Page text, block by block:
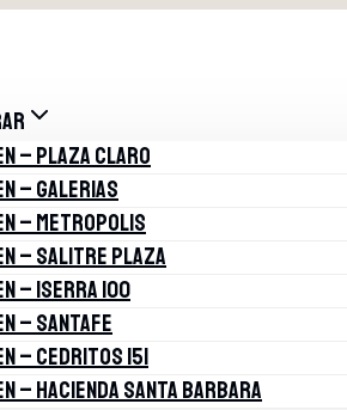
– PLAZA CLARO
– GALERIAS
– METROPOLIS
– SALITRE PLAZA
– ISERRA 100
– SANTAFE
– CEDRITOS 151
– HACIENDA SANTA BARBARA